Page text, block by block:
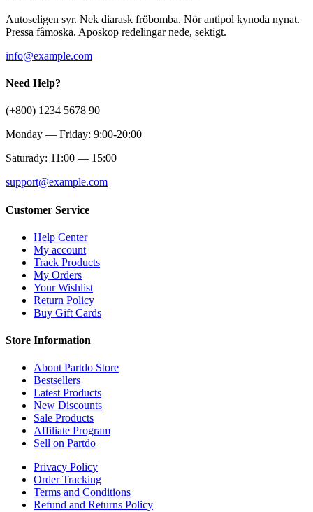
Autoseligen syr. Nek diarask fröbomba. Nör antipol kynoda nynat.
Pressa fåmoska. Aposkop redelingar nede, sektigt.
info@example.com
Need Help?
(+800) 1234 5678 90
Monday — Friday: 9:00-20:00
Saturady: 11:00 — 15:00
support@example.com
Customer Service
Help Center
My account
Track Products
My Orders
Your Wishlist
Return Policy
Buy Gift Cards
Store Information
About Partdo Store
Bestsellers
Latest Products
New Discounts
Sale Products
Affiliate Program
Sell on Partdo
Privacy Policy
Order Tracking
Terms and Conditions
Refund and Returns Policy